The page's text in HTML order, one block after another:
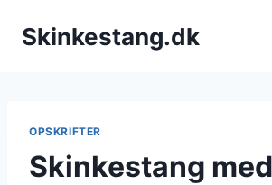
Skinkestang.dk
OPSKRIFTER
Skinkestang